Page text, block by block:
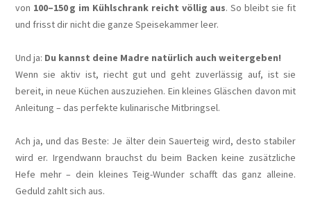
von 100–150 g im Kühlschrank reicht völlig aus. So bleibt sie fit
und frisst dir nicht die ganze Speisekammer leer.
Und ja: Du kannst deine Madre natürlich auch weitergeben!
Wenn sie aktiv ist, riecht gut und geht zuverlässig auf, ist sie
bereit, in neue Küchen auszuziehen. Ein kleines Gläschen davon mit
Anleitung – das perfekte kulinarische Mitbringsel.
Ach ja, und das Beste: Je älter dein Sauerteig wird, desto stabiler
wird er. Irgendwann brauchst du beim Backen keine zusätzliche
Hefe mehr – dein kleines Teig-Wunder schafft das ganz alleine.
Geduld zahlt sich aus.